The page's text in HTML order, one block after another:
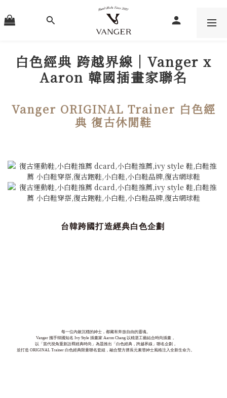
白色經典 跨越界線｜Vanger x
Aaron 韓國插畫家聯名
Vanger ORIGINAL Trainer 白色經
典 復古休閒鞋
台韓跨國打造經典白色企劃
每一位內斂沉穩的紳士，都藏有奔放自由的靈魂。
Vanger 攜手韓國知名 Ivy Style 插畫家 Aaron Chang 以精湛工藝結合時尚插畫，
以「當代視角重新詮釋經典時尚」為題推出「白色經典，跨越界線」聯名企劃，
並打造 ORIGINAL Trainer 白色經典限量聯名套組，融合雙方擅長元素替紳士風格注入全新生命力。